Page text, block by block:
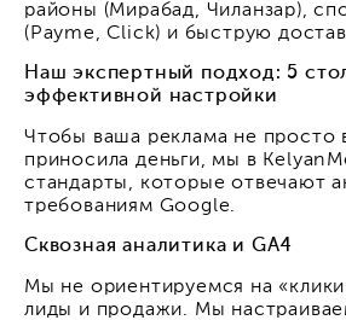
районы (Мирабад, Чиланзар),
(Payme, Click) и быструю
Наш экспертный подход: 5
эффективной настройки
Чтобы ваша реклама не просто
приносила деньги, мы в
стандарты, которые отвечают
требованиям Google.
Сквозная аналитика и GA4
Мы не ориентируемся на
лиды и продажи. Мы